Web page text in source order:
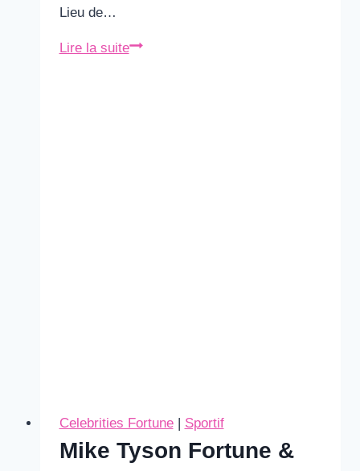
Lieu de…
Lire la suitePatrick
Celebrities Fortune| Sportif
Mike Tyson Fortune &